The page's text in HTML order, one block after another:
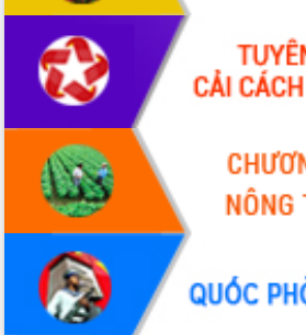
Đắk Lắk đẩy mạnh nuôi biển công
nghệ, hướng tới phát triển thủy sản
bền vững
Tập huấn nâng cao năng lực triển khai
chuyển đổi số cho cán bộ, công chức
cấp xã
Đắk Lắk phát động hưởng ứng Ngày
Quyền của người tiêu dùng Việt Nam
2026
Đẩy mạnh cải cách hành chính, quyết
tâm đạt được mục tiêu tăng trưởng
hai con số trong năm 2026
Tổ chức trang trọng Lễ hội Đền thờ
Lương Văn Chánh năm 2026